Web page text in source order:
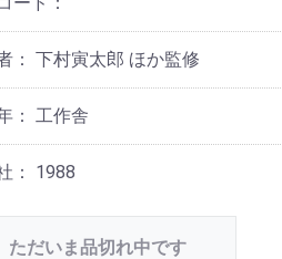
： 下村寅太郎 ほか監修
： 工作舎
： 1988
ただいま品切れ中です